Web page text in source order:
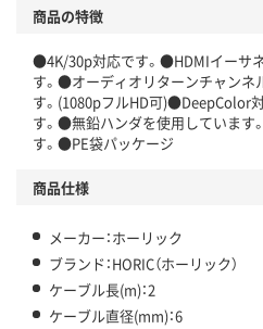
商品の特徴
●4K/30p対応です。●HDMIイーサ
す。●オーディオリターンチャンネ
す。(1080pフルHD可)●DeepColor
す。●無鉛ハンダを使用しています
す。●PE袋パッケージ
商品仕様
メーカー：ホーリック
ブランド：HORIC（ホーリック）
ケーブル長(m)：2
ケーブル直径(mm)：6